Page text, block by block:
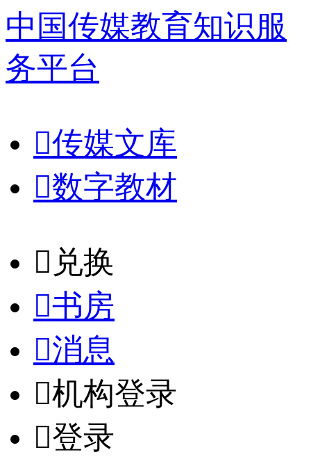
中国传媒教育知识服
务平台
传媒文库
数字教材
𐈈 兑换
书房
消息
机构登录
登录